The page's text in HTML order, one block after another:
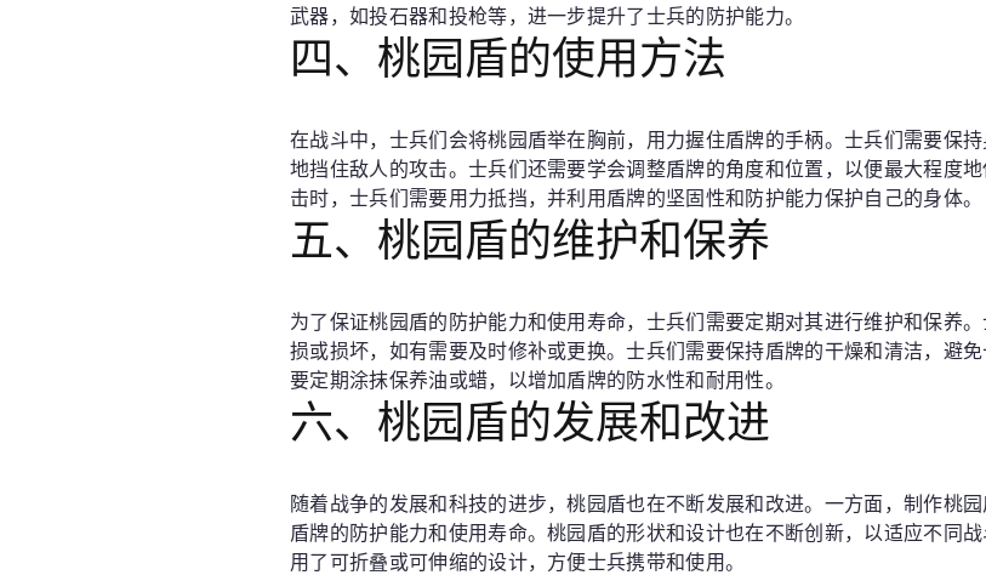
武器，如投石器和投枪等，进一步提升了士兵的防护能力。
四、桃园盾的使用方法
在战斗中，士兵们会将桃园盾举在胸前，用力握住盾牌的手柄。士兵们需要保
地挡住敌人的攻击。士兵们还需要学会调整盾牌的角度和位置，以便最大程度
击时，士兵们需要用力抵挡，并利用盾牌的坚固性和防护能力保护自己的身体。
五、桃园盾的维护和保养
为了保证桃园盾的防护能力和使用寿命，士兵们需要定期对其进行维护和保养
损或损坏，如有需要及时修补或更换。士兵们需要保持盾牌的干燥和清洁，避
要定期涂抹保养油或蜡，以增加盾牌的防水性和耐用性。
六、桃园盾的发展和改进
随着战争的发展和科技的进步，桃园盾也在不断发展和改进。一方面，制作桃
盾牌的防护能力和使用寿命。桃园盾的形状和设计也在不断创新，以适应不同
用了可折叠或可伸缩的设计，方便士兵携带和使用。